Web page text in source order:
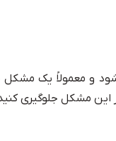
و معمولاً یک
این مشکل جلوگیری